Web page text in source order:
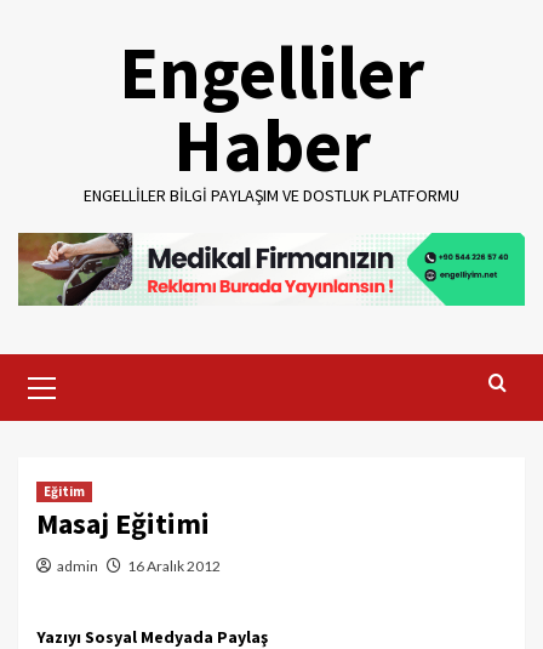
Engelliler
Haber
ENGELLILER BILGI PAYLAŞIM VE DOSTLUK PLATFORMU
Menu
Eğitim
Masaj Eğitimi
admin 16 Aralık 2012
Yazıyı Sosyal Medyada Paylaş